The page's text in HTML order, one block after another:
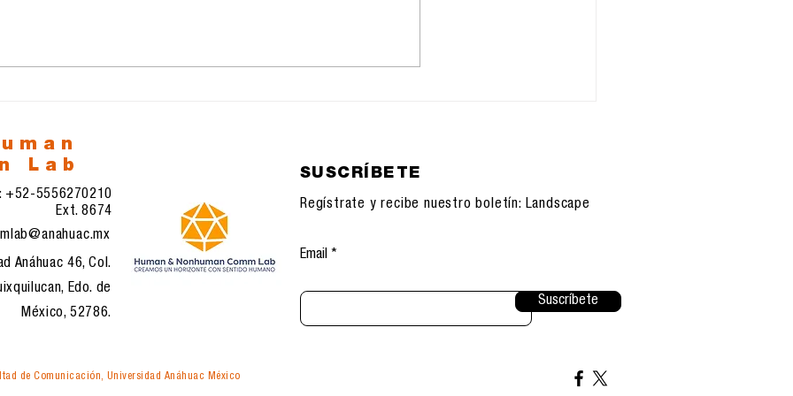
Lab
+52-5556270210
Ext. 8674
Anáhuac 46, Col.
Edo. de
México, 52786.
SUSCRÍBETE
Regístrate y recibe nuestro boletín: Landscape
Email
Suscríbete
de Comunicación, Universidad Anáhuac México